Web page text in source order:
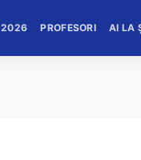
2026 PROFESORI AI LA